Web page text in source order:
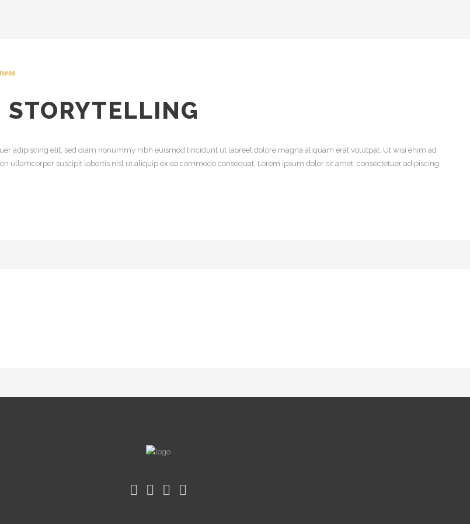
adipiscing elit, sed diam nonummy nibh euismod tincidunt ut laoreet dolore magna aliquam erat volutpat. Ut wisi enim ad
ullamcorper suscipit lobortis nisl ut aliquip ex ea commodo consequat. Lorem ipsum dolor sit amet, consectetuer adipiscing